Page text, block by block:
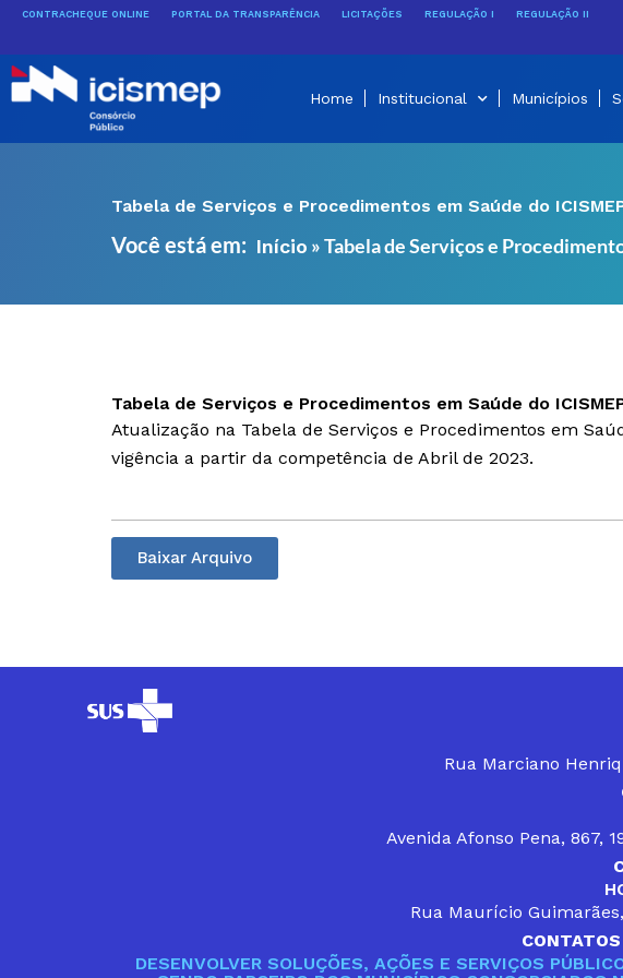
conteúdo
CONTRACHEQUE ONLINE PORTAL DA TRANSPARÊNCIA LICITAÇÕES REGULAÇÃO I REGULAÇÃO II
Home Institucional Municípios
Tabela de Serviços e Procedimentos em Saúde do
Você está em: Início »Tabela de Serviços e
Tabela de Serviços e Procedimentos em Saúde do
Atualização na Tabela de Serviços e Procedimentos em
vigência a partir da competência de Abril de 2023.
Baixar Arquivo
Rua Marciano
Avenida Afonso Pena, 867,
Rua Maurício
DESENVOLVER SOLUÇÕES, AÇÕES E SERVIÇOS